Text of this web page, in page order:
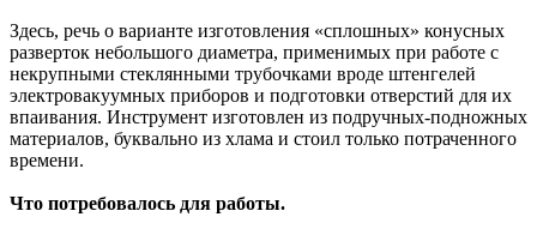
Здесь, речь о варианте изготовления «сплошных» конусных
разверток небольшого диаметра, применимых при работе с
некрупными стеклянными трубочками вроде штенгелей
электровакуумных приборов и подготовки отверстий для их
впаивания. Инструмент изготовлен из подручных-подножных
материалов, буквально из хлама и стоил только потраченного
времени.
Что потребовалось для работы.